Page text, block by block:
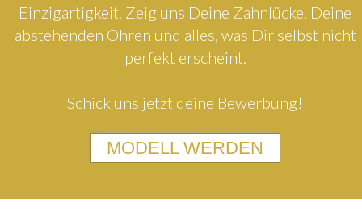
Einzigartigkeit. Zeig uns Deine Zahnlücke, Deine
abstehenden Ohren und alles, was Dir selbst nicht
perfekt erscheint.
Schick uns jetzt deine Bewerbung!
MODELL WERDEN